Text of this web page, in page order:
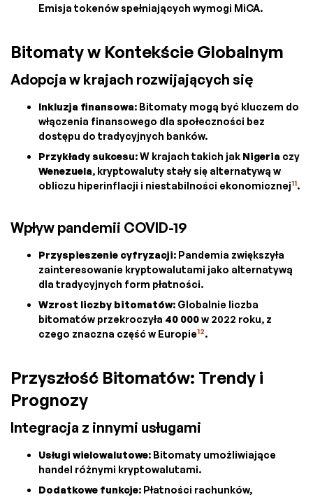
Emisja tokenów spełniających wymogi MiCA.
Bitomaty w Kontekście Globalnym
Adopcja w krajach rozwijających się
Inkluzja finansowa: Bitomaty mogą być kluczem do
włączenia finansowego dla społeczności bez
dostępu do tradycyjnych banków.
Przykłady sukcesu: W krajach takich jak Nigeria czy
Wenezuela, kryptowaluty stały się alternatywą w
obliczu hiperinflacji i niestabilności ekonomicznej11.
Wpływ pandemii COVID-19
Przyspieszenie cyfryzacji: Pandemia zwiększyła
zainteresowanie kryptowalutami jako alternatywą
dla tradycyjnych form płatności.
Wzrost liczby bitomatów: Globalnie liczba
bitomatów przekroczyła 40 000w 2022 roku, z
czego znaczna część w Europie12.
Przyszłość Bitomatów: Trendy i
Prognozy
Integracja z innymi usługami
Usługi wielowalutowe: Bitomaty umożliwiające
handel różnymi kryptowalutami.
Dodatkowe funkcje: Płatności rachunków,